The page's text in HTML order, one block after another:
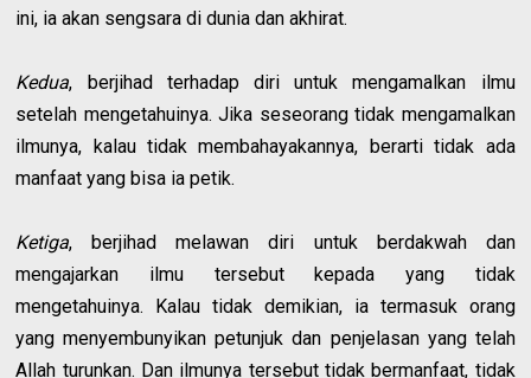
ini, ia akan sengsara di dunia dan akhirat.
Kedua, berjihad terhadap diri untuk mengamalkan ilmu
setelah mengetahuinya. Jika seseorang tidak mengamalkan
ilmunya, kalau tidak membahayakannya, berarti tidak ada
manfaat yang bisa ia petik.
Ketiga, berjihad melawan diri untuk berdakwah dan
mengajarkan ilmu tersebut kepada yang tidak
mengetahuinya. Kalau tidak demikian, ia termasuk orang
yang menyembunyikan petunjuk dan penjelasan yang telah
Allah turunkan. Dan ilmunya tersebut tidak bermanfaat, tidak